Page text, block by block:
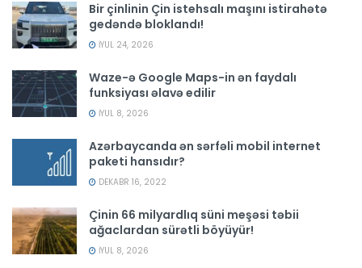
Bir çinlinin Çin istehsalı maşını istirahətə
gedəndə bloklandı!
İYUL 24, 2026
Waze-ə Google Maps-in ən faydalı
funksiyası əlavə edilir
İYUL 8, 2026
Azərbaycanda ən sərfəli mobil internet
paketi hansıdır?
DEKABR 16, 2022
Çinin 66 milyardlıq süni meşəsi təbii
ağaclardan sürətli böyüyür!
İYUL 8, 2026